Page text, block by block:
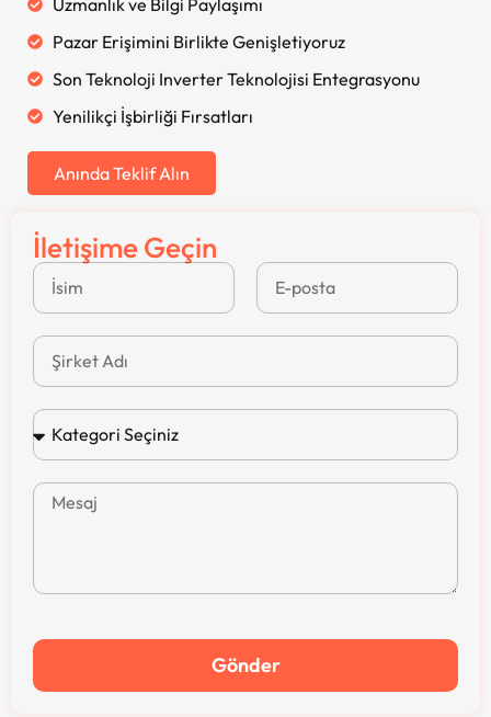
Pazar Erişimini Birlikte Genişletiyoruz
Son Teknoloji Inverter Teknolojisi Entegrasyonu
Yenilikçi İşbirliği Fırsatları
Anında Teklif Alın
İletişime Geçin
Gönder